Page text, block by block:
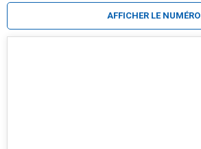
AFFICHER LE NUMÉRO